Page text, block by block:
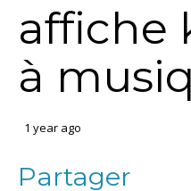
affiche
à
1 year ago
Partager